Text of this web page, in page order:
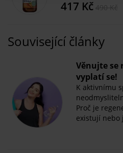
417 Kč
Související články
Věnujte se
vyplatí se!
K aktivnímu
Proč je
existují nebo